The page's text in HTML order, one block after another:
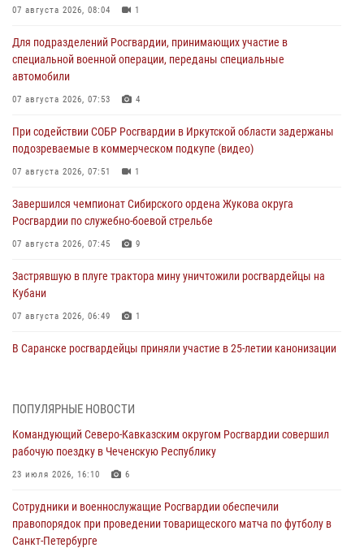
07 августа 2026, 08:04 1
Для подразделений Росгвардии, принимающих участие в
специальной военной операции, переданы специальные
автомобили
07 августа 2026, 07:53 4
При содействии СОБР Росгвардии в Иркутской области задержаны
подозреваемые в коммерческом подкупе (видео)
07 августа 2026, 07:51 1
Завершился чемпионат Сибирского ордена Жукова округа
Росгвардии по служебно-боевой стрельбе
07 августа 2026, 07:45 9
Застрявшую в плуге трактора мину уничтожили росгвардейцы на
Кубани
07 августа 2026, 06:49 1
В Саранске росгвардейцы приняли участие в 25‑летии канонизации
Народной Республики
07 августа 2026, 05:00
с детьми внутри
07 августа 2026, 04:10 1
ПОПУЛЯРНЫЕ НОВОСТИ
Командующий Северо-Кавказским округом Росгвардии совершил
рабочую поездку в Чеченскую Республику
23 июля 2026, 16:10 6
Сотрудники и военнослужащие Росгвардии обеспечили
правопорядок при проведении товарищеского матча по футболу в
Санкт-Петербурге